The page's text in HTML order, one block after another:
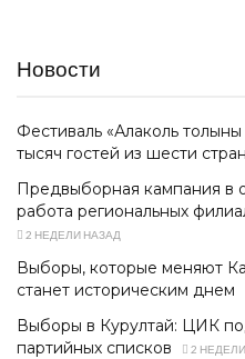
Новости
Фестиваль «Алаколь
тысяч гостей из шести стран
Предвыборная кампания в
работа региональных
2 НЕДЕЛИ НАЗАД
Выборы, которые меняют
станет историческим днем
Выборы в Курултай: ЦИК
партийных списков
2